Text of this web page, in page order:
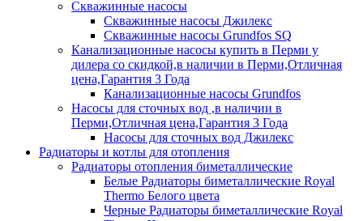
Скважинные насосы
Скважинные насосы Джилекс
Скважинные насосы Grundfos SQ
Канализационные насосы купить в Перми у
дилера со скидкой,в наличии в Перми,Отличная
цена,Гарантия 3 Года
Канализационные насосы Grundfos
Насосы для сточных вод ,в наличии в
Перми,Отличная цена,Гарантия 3 Года
Насосы для сточных вод Джилекс
Радиаторы и котлы для отопления
Радиаторы отопления биметаллические
Белые Радиаторы биметаллические Royal
Thermo Белого цвета
Черные Радиаторы биметаллические Royal